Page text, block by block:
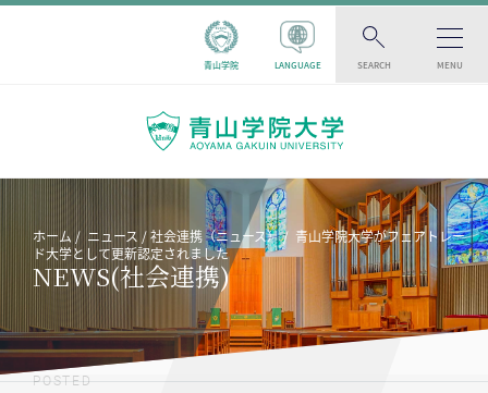
青山学院 LANGUAGE SEARCH MENU
ホーム ニュース 社会連携（ニュース）
青山学院大学がフェアトレー
ド大学として更新認定されました
NEWS(社会連携)
POSTED